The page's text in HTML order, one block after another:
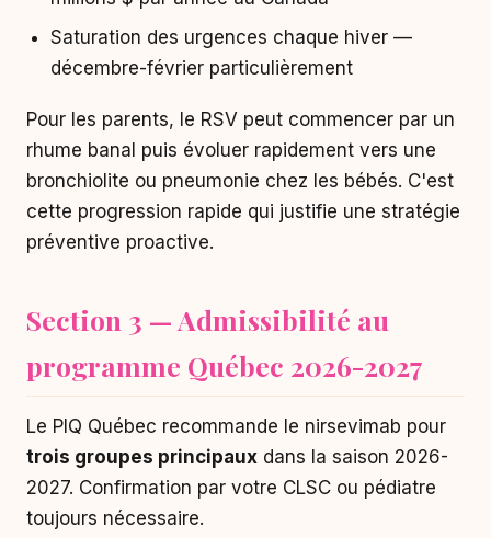
Saturation des urgences chaque hiver —
décembre-février particulièrement
Pour les parents, le RSV peut commencer par un
rhume banal puis évoluer rapidement vers une
bronchiolite ou pneumonie chez les bébés. C'est
cette progression rapide qui justifie une stratégie
préventive proactive.
Section 3 — Admissibilité au
programme Québec 2026-2027
Le PIQ Québec recommande le nirsevimab pour
trois groupes principaux dans la saison 2026-
2027. Confirmation par votre CLSC ou pédiatre
toujours nécessaire.